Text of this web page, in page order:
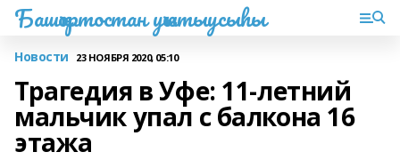
Башҡортостан уҡытыусыһы
Новости 23 НОЯБРЯ 2020, 05:10
Трагедия в Уфе: 11-летний
мальчик упал с балкона 16
этажа